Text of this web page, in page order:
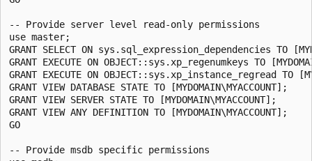
-- Provide server level read-only permissions
use master;
GRANT SELECT ON sys.sql_expression_dependencies TO
GRANT EXECUTE ON OBJECT::sys.xp_regenumkeys TO
GRANT EXECUTE ON OBJECT::sys.xp_instance_regread TO
GRANT VIEW DATABASE STATE TO [MYDOMAIN\MYACCOUNT];
GRANT VIEW SERVER STATE TO [MYDOMAIN\MYACCOUNT];
GRANT VIEW ANY DEFINITION TO [MYDOMAIN\MYACCOUNT];
GO
-- Provide msdb specific permissions